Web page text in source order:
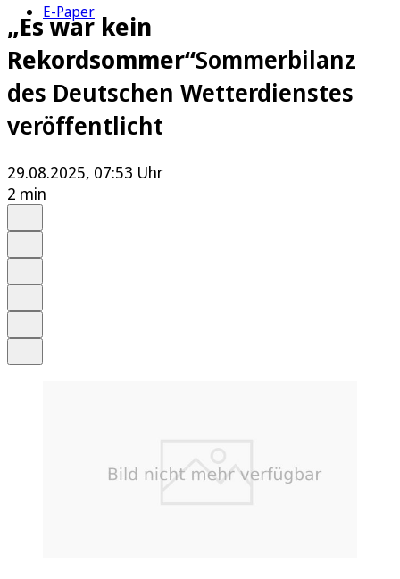
E-Paper
„Es war kein
Rekordsommer“Sommerbilanz
des Deutschen Wetterdienstes
veröffentlicht
29.08.2025, 07:53 Uhr
2 min